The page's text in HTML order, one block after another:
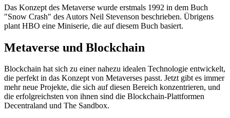
Das Konzept des Metaverse wurde erstmals 1992 in dem Buch
"Snow Crash" des Autors Neil Stevenson beschrieben. Übrigens
plant HBO eine Miniserie, die auf diesem Buch basiert.
Metaverse und Blockchain
Blockchain hat sich zu einer nahezu idealen Technologie entwickelt,
die perfekt in das Konzept von Metaverses passt. Jetzt gibt es immer
mehr neue Projekte, die sich auf diesen Bereich konzentrieren, und
die erfolgreichsten von ihnen sind die Blockchain-Plattformen
Decentraland und The Sandbox.